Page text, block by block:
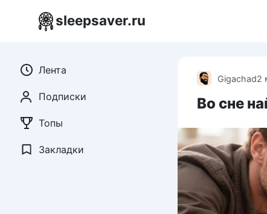
sleepsaver.ru
Gigachad2
Во сне
Лента
Подписки
Топы
Закладки